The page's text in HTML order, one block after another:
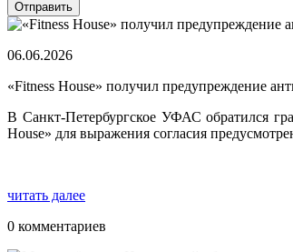
06.06.2026
«Fitness House» получил предупреждение
В Санкт-Петербургское УФАС обратился
House» для выражения согласия
читать далее
0 комментариев